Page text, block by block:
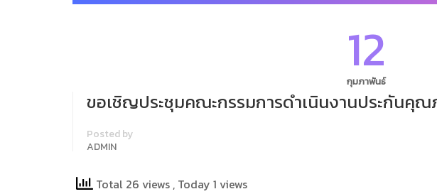
12
กุมภาพันธ์
ขอเชิญประชุมคณะกรรมการดำเนินงานประกันคุ
Posted by
ADMIN
Total 26 views , Today 1 views